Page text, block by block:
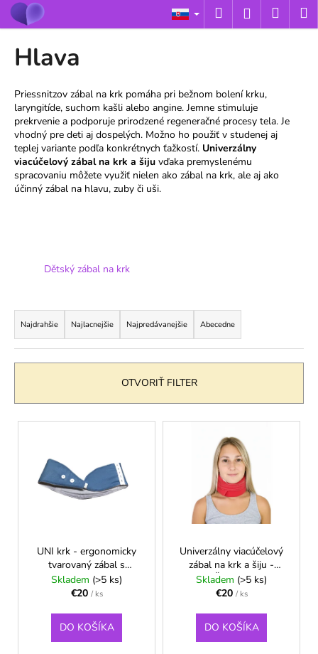
Prejsť
obsah
Hľadať
Hlava
Priessnitzov zábal na krk pomáha pri bežnom bolení krku,
laryngitíde, suchom kašli alebo angine. Jemne stimuluje
prekrvenie a podporuje prirodzené regeneračné procesy tela. Je
vhodný pre deti aj dospelých. Možno ho použiť v studenej aj
teplej variante podľa konkrétnych ťažkostí. Univerzálny
viacúčelový zábal na krk a šiju vďaka premyslenému
spracovaniu môžete využiť nielen ako zábal na krk, ale aj ako
účinný zábal na hlavu, zuby či uši.
Dětský zábal na krk
R
a
d
e
i
e
Najdrahšie Najlacnejšie Najpredávanejšie Abecedne
OTVORIŤ FILTER
V
UNI krk - ergonomicky
tvarovaný zábal s
dierkovou pruženkou a
gombíkmi pre dospelých
Skladem (>5 ks)
€20 / ks
DO KOŠÍKA
Univerzálny viacúčelový
zábal na krk a šiju -
Červená
Skladem (>5 ks)
€20 / ks
DO KOŠÍKA
o
o
p
o
t
r
e
n
á
j
?
HĽADAŤ